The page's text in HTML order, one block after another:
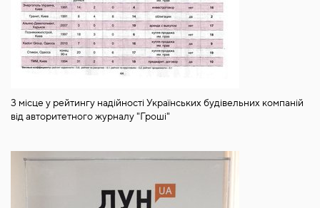
3 місце у рейтингу надійності Українських будівельних компаній
від авторитетного журналу "Гроші"